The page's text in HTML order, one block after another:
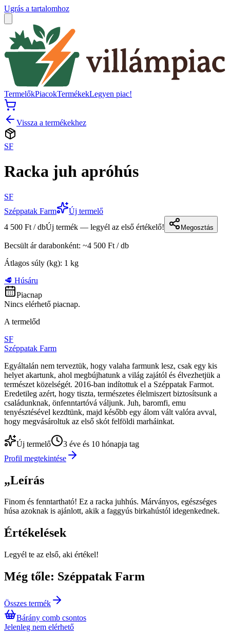
Ugrás a tartalomhoz
TermelőkPiacokTermékekLegyen piac!
Vissza a termékekhez
SF
Racka juh apróhús
SF
Széppatak Farm
Új termelő
4 500 Ft / dbÚj termék — legyél az első értékelő! Megosztás
Becsült ár darabonként: ~4 500 Ft /db
Átlagos súly (kg): 1 kg
🥩 Húsáru
Piacnap
Nincs elérhető piacnap.
A termelőd
SF
Széppatak Farm
Egyáltalán nem terveztük, hogy valaha farmunk lesz, csak egy kis
helyet akartunk, ahol megbújhatunk a világ zajától és élvezhetjük a
természet közelségét. 2016-ban indítottuk el a Széppatak Farmot.
Eredetileg azért, hogy tiszta, természetes élelmiszert biztosítsunk a
családunknak, önfenntartóvá váljunk. Juh, baromfi, emu
tenyésztésével kezdtünk, majd később egy álom vált valóra avval,
hogy megvásároltuk az első skót felföldi marháinkat.
Új termelő
3 éve és 10 hónapja tag
Profil megtekintése
„Leírás
Finom és fenntartható! Ez a racka juhhús. Márványos, egészséges
húsa azoknak is ajánlott, akik a faggyús birkahústól idegenkednek.
Értékelések
Legyél te az első, aki értékel!
Még tőle: Széppatak Farm
Összes termék
Bárány comb csontos
Jelenleg nem elérhető